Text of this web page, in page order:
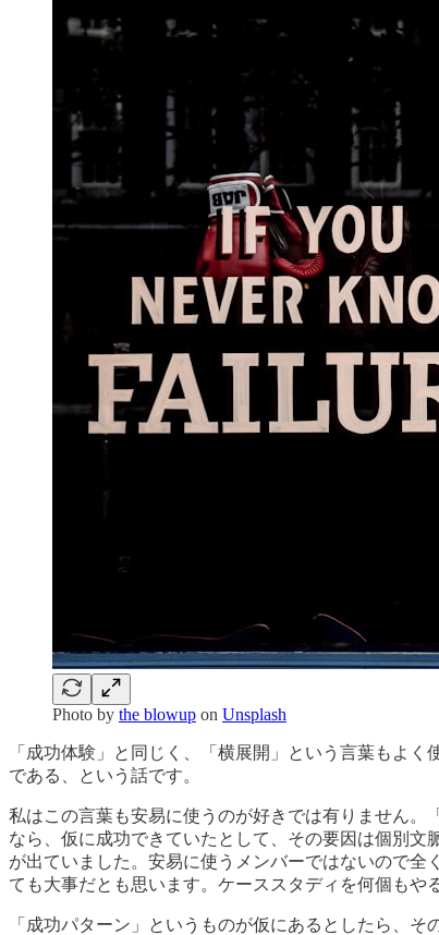
Photo by the blowup on Unsplash
「成功体験」と同じく、「横展開」という言葉もよ
である、という話です。
私はこの言葉も安易に使うのが好きでは有りません
なら、仮に成功できていたとして、その要因は個別
が出ていました。安易に使うメンバーではないので
ても大事だとも思います。ケーススタディを何個もや
「成功パターン」というものが仮にあるとしたら、